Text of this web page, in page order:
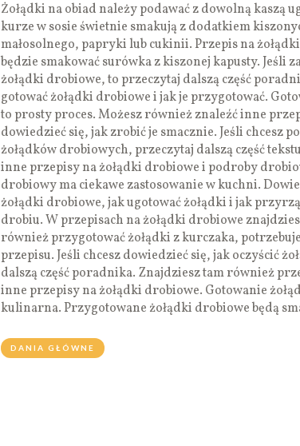
Żołądki na obiad należy podawać z dowolną kaszą
kurze w sosie świetnie smakują z dodatkiem
małosolnego, papryki lub cukinii. Przepis na
będzie smakować surówka z kiszonej kapusty. Jeśli
żołądki drobiowe, to przeczytaj dalszą część
gotować żołądki drobiowe i jak je przygotować.
to prosty proces. Możesz również znaleźć inne
dowiedzieć się, jak zrobić je smacznie. Jeśli chcesz
żołądków drobiowych, przeczytaj dalszą część
inne przepisy na żołądki drobiowe i podroby
drobiowy ma ciekawe zastosowanie w kuchni.
żołądki drobiowe, jak ugotować żołądki i jak
drobiu. W przepisach na żołądki drobiowe
również przygotować żołądki z kurczaka,
przepisu. Jeśli chcesz dowiedzieć się, jak oczyścić
dalszą część poradnika. Znajdziesz tam również
inne przepisy na żołądki drobiowe. Gotowanie
kulinarna. Przygotowane żołądki drobiowe będą
DANIA GŁÓWNE